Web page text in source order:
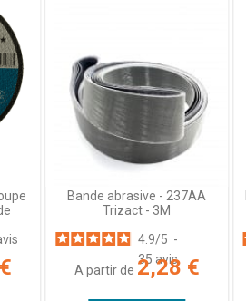
Bande abrasive - 237AA
Trizact - 3M
4.9/5 -
35 avis
A partir de 2,28 €